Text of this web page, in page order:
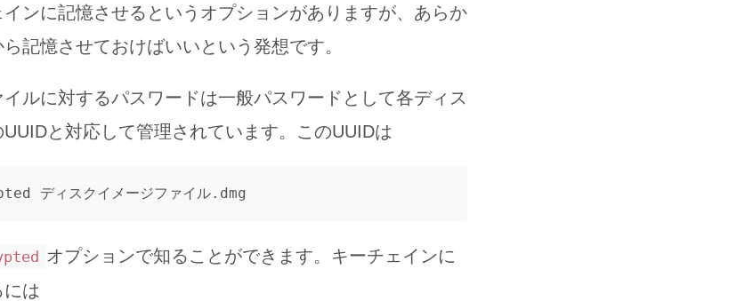
ンに記憶させるというオプションがありますが、あらか
記憶させておけばいいという発想です。
ルに対するパスワードは一般パスワードとして各ディス
と対応して管理されています。このUUIDは
オプションで知ることができます。キーチェインに
は